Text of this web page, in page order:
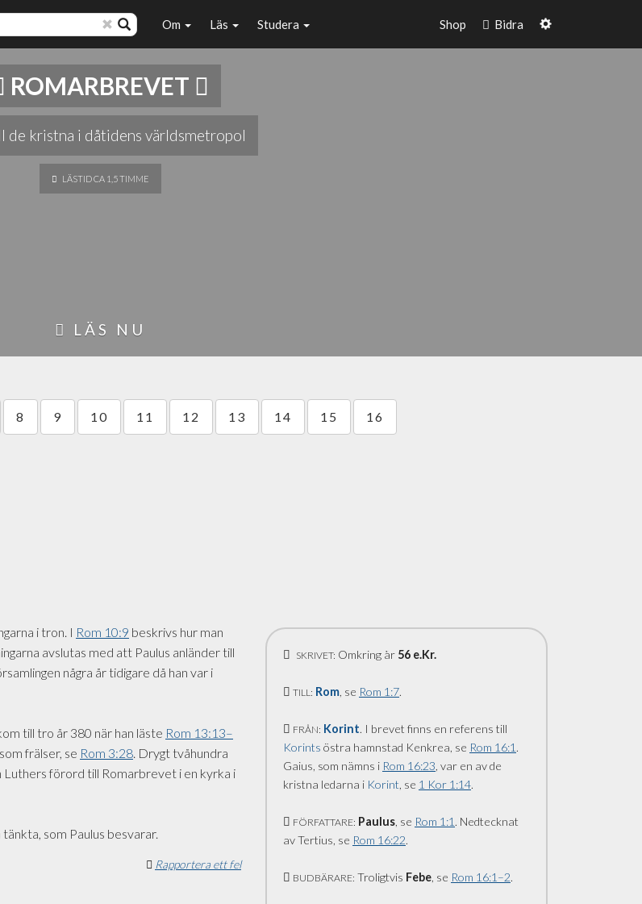
Bidra
Shop
Om Läs Studera
ROMARBREVET
de kristna i dåtidens världsmetropol
LÄSTID CA 1,5 TIMME
LÄS NU
8 9 10 11 12 13 14 15 16
i tron. I Rom 10:9 beskrivs hur man
avslutas med att Paulus anländer till
några år tidigare då han var i
till tro år 380 när han läste Rom 13:13–
frälser, se Rom 3:28. Drygt tvåhundra
Luthers förord till Romarbrevet i en kyrka i
som Paulus besvarar.
Rapportera ett fel
SKRIVET: Omkring år 56 e.Kr.
TILL: Rom , se Rom 1:7.
FRÅN: Korint. I brevet finns en referens till
Korints östra hamnstad Kenkrea, se Rom 16:1 .
Gaius, som nämns i Rom 16:23 , var en av de
kristna ledarna i Korint , se 1 Kor 1:14.
FÖRFATTARE: Paulus , se Rom 1:1 . Nedtecknat
av Tertius, se Rom 16:22.
BUDBÄRARE: Troligtvis Febe , se Rom 16:1–2.